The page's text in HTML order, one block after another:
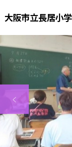
大阪市立長居小